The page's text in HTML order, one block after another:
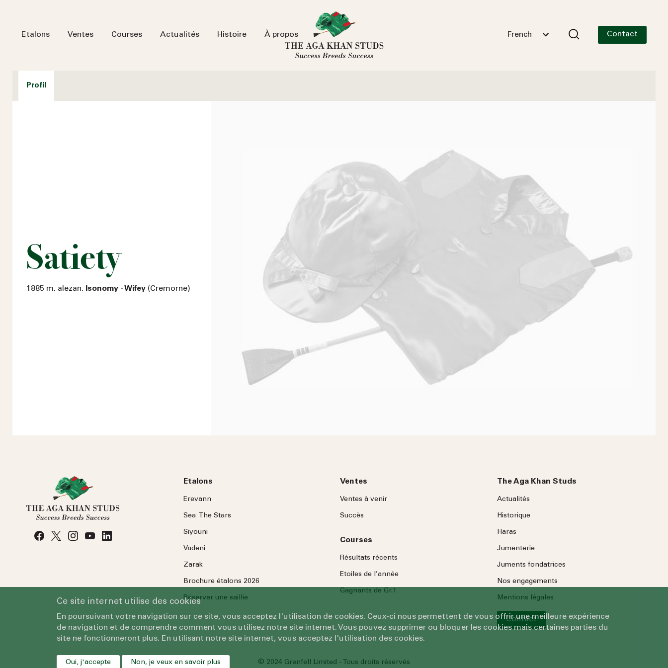
Etalons Ventes Courses Actualités Histoire À propos French Contact
Profil
Satiety
1885 m. alezan. Isonomy - Wifey (Cremorne)
Etalons
Erevann
Sea TheStars
Siyouni
Vadeni
Zarak
Brochure étalons 2026
Réserver une saillie
Ventes
Ventes à venir
Succès
Courses
Résultats récents
Etoiles de l’année
Gagnants de Gr.1
The Aga Khan Studs
Actualités
Historique
Haras
Jumenterie
Juments fondatrices
Nos engagements
Mentions légales
Contact
© 2024 Grenfell Limited - Tous droits réservés
Ce site internet utilise des cookies
En poursuivant votre navigation sur ce site, vous acceptez l'utilisation de cookies. Ceux-ci nous permettent de vous offrir une meilleure expérience
de navigation et de comprendre comment vous utilisez notre site internet. Vous pouvez supprimer ou bloquer les cookies mais certaines parties du
site ne fonctionneront plus. En utilisant notre site internet, vous acceptez l'utilisation des cookies.
Oui, j'accepte Non, je veux en savoir plus